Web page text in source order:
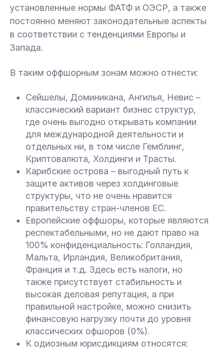
установленные нормы ФАТФ и ОЭСР, а также
постоянно меняют законодательные аспекты
в соответствии с тенденциями Европы и
Запада.
В таким оффшорным зонам можно отнести:
Сейшелы, Доминикана, Ангилья, Невис –
классический вариант бизнес структур,
где очень выгодно открывать компании
для международной деятельности и
отдельных ни, в том числе Гемблинг,
Криптовалюта, Холдинги и Трасты.
Карибские острова – выгодный путь к
защите активов через холдинговые
структуры, что не очень нравится
правительству стран-членов ЕС.
Европейские оффшоры, которые являются
респектабельными, но не дают право на
100% конфиденциальность: Голландия,
Мальта, Ирландия, Великобритания,
Франция и т.д. Здесь есть налоги, но
также присутствует стабильность и
высокая деловая репутация, а при
правильной настройке, можно снизить
финансовую нагрузку почти до уровня
классических офшоров (0%).
К одиозным юрисдикциям относятся: